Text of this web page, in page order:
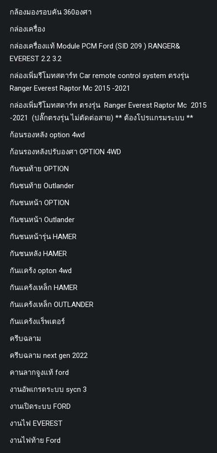
กล้องมองรอบคัน 360องศา
กล่องเครื่อง
กล่องเครื่องแท้ Module PCM Ford (SID 209 ) RANGER&
EVEREST 2.2 3.2
กล่องเพิ่มรีโมทสตาร์ท Car remote control system ตรงรุ่น
Ranger Everest Raptor Mc 2015 -2021
กล่องเพิ่มรีโมทสตาร์ท ตรงรุ่น Ranger Everest Raptor Mc 2015
-2021 (ปลั๊กตรงรุ่น ไม่ตัดต่อสาย) ** ต้องโปรแกรมระบบ **
ก้อนรองหลัง option 4wd
ก้อนรองหลังปรับองศา OPTION 4WD
กันชนท้าย OPTION
กันชนท้าย Outlander
กันชนหน้า OPTION
กันชนหน้า Outlander
กันชนหน้ารุ่น HAMER
กันชนหลัง HAMER
กันแคร้ง opton 4wd
กันแคร้งเหล็ก HAMER
กันแคร้งเหล็ก OUTLANDER
กันแคร้งแร็พเตอร์
ครีบฉลาม
ครีบฉลาม next gen 2022
คานลากจูงแท้ ford
งานอัพเกรดระบบ sycn 3
งานเปิดระบบ FORD
งานไฟ EVEREST
งานไฟท้าย Ford